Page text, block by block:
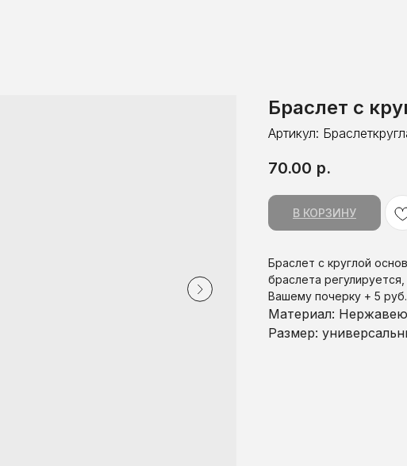
Браслет с
Артикул:
70.00 р.
В КОРЗИНУ
Браслет с круглой
браслета
Вашему почерку + 5 руб.
Материал:
Размер: